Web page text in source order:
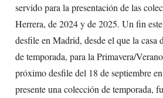
servido para la presentación de las
Herrera, de 2024 y de 2025. Un fin
desfile en Madrid, desde el que la casa
de temporada, para la Primavera/
próximo desfile del 18 de septiembre
presente una colección de temporada,